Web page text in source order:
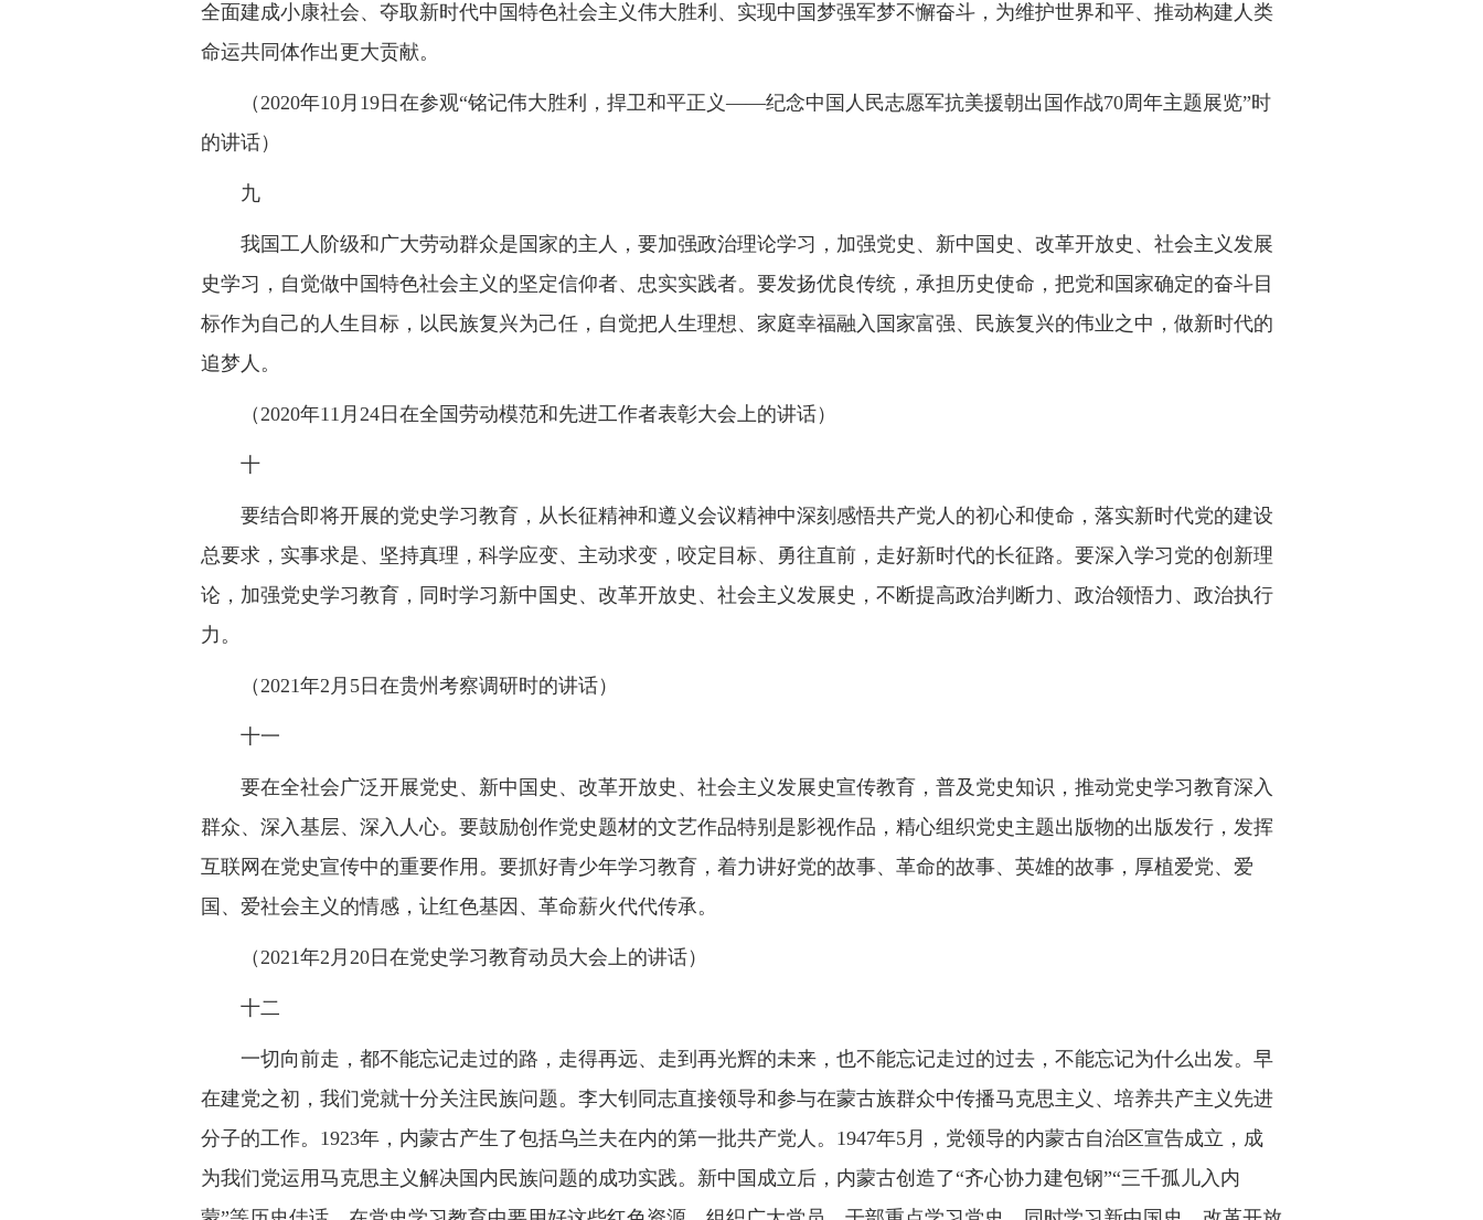
全面建成小康社会、夺取新时代中国特色社会主义伟大胜利、实现中国梦强军梦不懈奋斗，为维护世界和平、推动构建人类
命运共同体作出更大贡献。
（2020年10月19日在参观“铭记伟大胜利，捍卫和平正义——纪念中国人民志愿军抗美援朝出国作战70周年主题展览”时
的讲话）
九
我国工人阶级和广大劳动群众是国家的主人，要加强政治理论学习，加强党史、新中国史、改革开放史、社会主义发展
史学习，自觉做中国特色社会主义的坚定信仰者、忠实实践者。要发扬优良传统，承担历史使命，把党和国家确定的奋斗目
标作为自己的人生目标，以民族复兴为己任，自觉把人生理想、家庭幸福融入国家富强、民族复兴的伟业之中，做新时代的
追梦人。
（2020年11月24日在全国劳动模范和先进工作者表彰大会上的讲话）
十
要结合即将开展的党史学习教育，从长征精神和遵义会议精神中深刻感悟共产党人的初心和使命，落实新时代党的建设
总要求，实事求是、坚持真理，科学应变、主动求变，咬定目标、勇往直前，走好新时代的长征路。要深入学习党的创新理
论，加强党史学习教育，同时学习新中国史、改革开放史、社会主义发展史，不断提高政治判断力、政治领悟力、政治执行
力。
（2021年2月5日在贵州考察调研时的讲话）
十一
要在全社会广泛开展党史、新中国史、改革开放史、社会主义发展史宣传教育，普及党史知识，推动党史学习教育深入
群众、深入基层、深入人心。要鼓励创作党史题材的文艺作品特别是影视作品，精心组织党史主题出版物的出版发行，发挥
互联网在党史宣传中的重要作用。要抓好青少年学习教育，着力讲好党的故事、革命的故事、英雄的故事，厚植爱党、爱
国、爱社会主义的情感，让红色基因、革命薪火代代传承。
（2021年2月20日在党史学习教育动员大会上的讲话）
十二
一切向前走，都不能忘记走过的路，走得再远、走到再光辉的未来，也不能忘记走过的过去，不能忘记为什么出发。早
在建党之初，我们党就十分关注民族问题。李大钊同志直接领导和参与在蒙古族群众中传播马克思主义、培养共产主义先进
分子的工作。1923年，内蒙古产生了包括乌兰夫在内的第一批共产党人。1947年5月，党领导的内蒙古自治区宣告成立，成
为我们党运用马克思主义解决国内民族问题的成功实践。新中国成立后，内蒙古创造了“齐心协力建包钢”“三千孤儿入内